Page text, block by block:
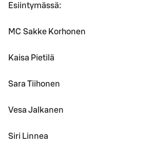
Esiintymässä:
MC Sakke Korhonen
Kaisa Pietilä
Sara Tiihonen
Vesa Jalkanen
Siri Linnea